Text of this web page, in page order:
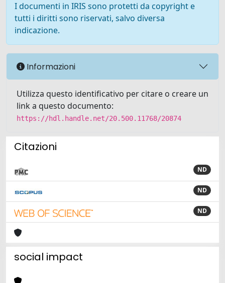
I documenti in IRIS sono protetti da copyright e
tutti i diritti sono riservati, salvo diversa
indicazione.
Informazioni
Utilizza questo identificativo per citare o creare un
link a questo documento:
https://hdl.handle.net/20.500.11768/20874
Citazioni
ND
ND
ND
social impact